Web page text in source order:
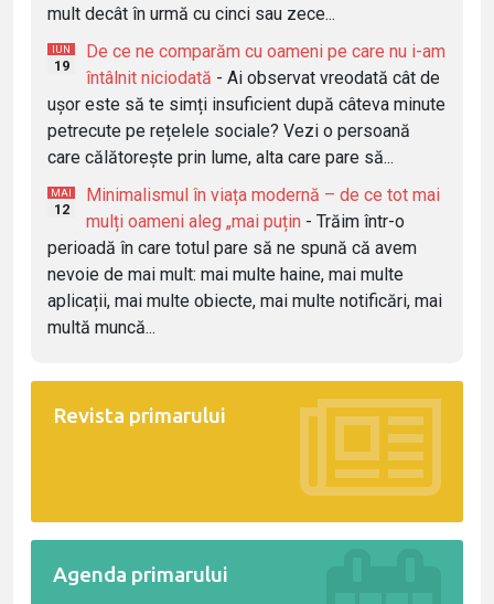
mult decât în urmă cu cinci sau zece...
IUN
19
De ce ne comparăm cu oameni pe care nu i-am
întâlnit niciodată - Ai observat vreodată cât de
ușor este să te simți insuficient după câteva minute
petrecute pe rețelele sociale? Vezi o persoană
care călătorește prin lume, alta care pare să...
MAI
12
Minimalismul în viața modernă – de ce tot mai
mulți oameni aleg „mai puțin - Trăim într-o
perioadă în care totul pare să ne spună că avem
nevoie de mai mult: mai multe haine, mai multe
aplicații, mai multe obiecte, mai multe notificări, mai
multă muncă...
Revista primarului
Agenda primarului